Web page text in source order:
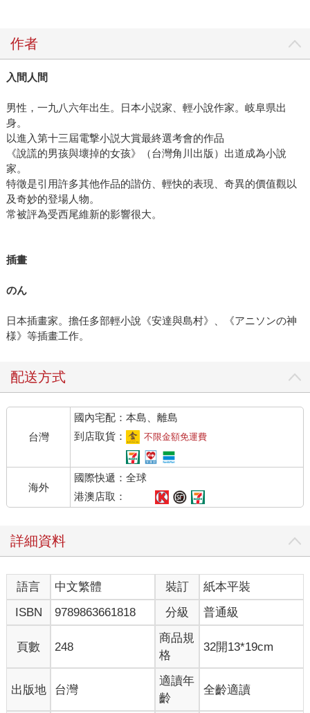
作者
入間人間
男性，一九八六年出生。日本小説家、輕小說作家。岐阜県出
身。
以進入第十三屆電撃小説大賞最終選考會的作品
《說謊的男孩與壞掉的女孩》（台灣角川出版）出道成為小說
家。
特徵是引用許多其他作品的諧仿、輕快的表現、奇異的價值觀以
及奇妙的登場人物。
常被評為受西尾維新的影響很大。
插畫
のん
日本插畫家。擔任多部輕小說《安達與島村》、《アニソンの神
様》等插畫工作。
配送方式
台灣
國內宅配：本島、離島
到店取貨：
不限金額免運費
海外
國際快遞：全球
港澳店取：
詳細資料
語言 中文繁體 裝訂
紙本平裝
ISBN
9789863661818 分級 普通級
頁數 248
商品規
格
32開13*19cm
出版地 台灣
適讀年
齡
全齡適讀